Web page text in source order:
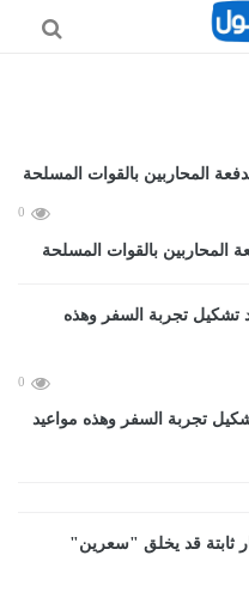
0
بالقوات المسلحة
0
تجربة السفر وهذه مواعيد